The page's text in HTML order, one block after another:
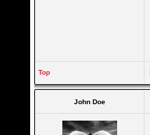
Top
John Doe